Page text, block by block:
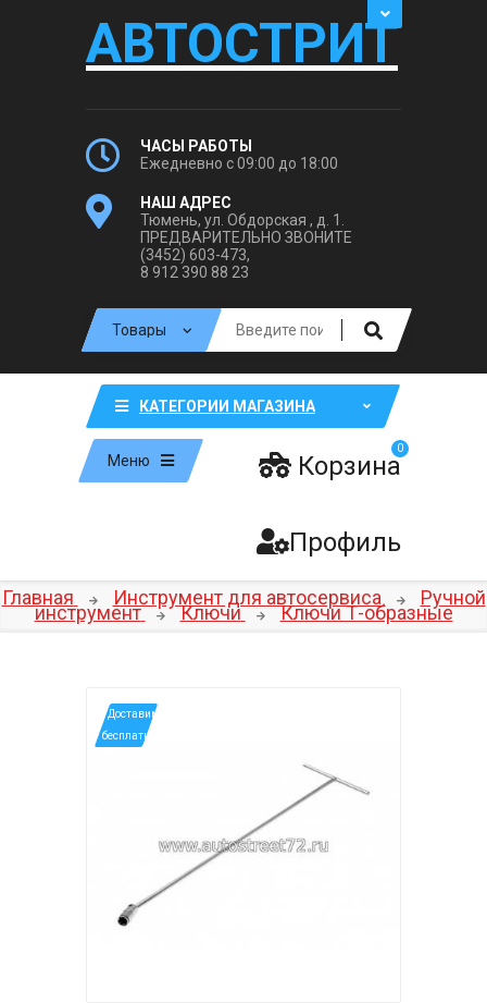
АВТОСТРИТ
ЧАСЫ РАБОТЫ
Ежедневно с 09:00 до 18:00
НАШ АДРЕС
Тюмень, ул. Обдорская , д. 1.
ПРЕДВАРИТЕЛЬНО ЗВОНИТЕ
(3452) 603-473,
8 912 390 88 23
КАТЕГОРИИ МАГАЗИНА
Меню Корзина
0
Профиль
Главная Инструмент для автосервиса Ручной
инструмент Ключи Ключи Т-образные
*Доставим
бесплатно